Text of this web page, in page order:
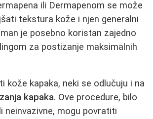
ili Dermapenom se može
tekstura kože i njen generalni
je posebno koristan zajedno
za postizanje maksimalnih
kože kapaka, neki se odlučuju i na
kapaka. Ove procedure, bilo
neinvazivne, mogu povratiti